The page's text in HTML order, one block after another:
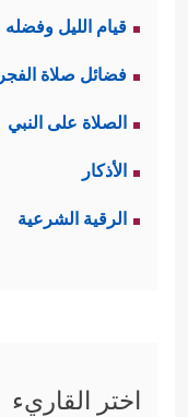
قيام الليل وفضله
فضائل صلاة الفجر
الصلاة على النبي
الأذكار
الرقية الشرعية
اختر القاريء